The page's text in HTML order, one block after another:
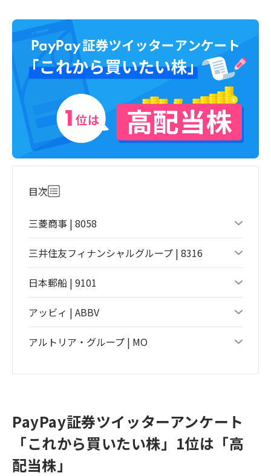
目次
三菱商事 | 8058
三井住友フィナンシャルグループ | 8316
日本郵船 | 9101
アッビィ | ABBV
アルトリア・グループ | MO
PayPay証券ツイッターアンケート
「これから買いたい株」1位は「高
配当株」